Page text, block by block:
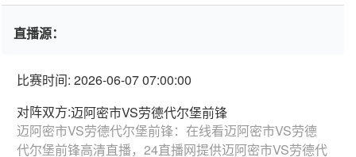
直播源：
比赛时间: 2026-06-07 07:00:00
对阵双方:迈阿密市VS劳德代尔堡前锋
迈阿密市VS劳德代尔堡前锋：在线看迈阿密市VS劳德
代尔堡前锋高清直播，24直播网提供迈阿密市VS劳德代